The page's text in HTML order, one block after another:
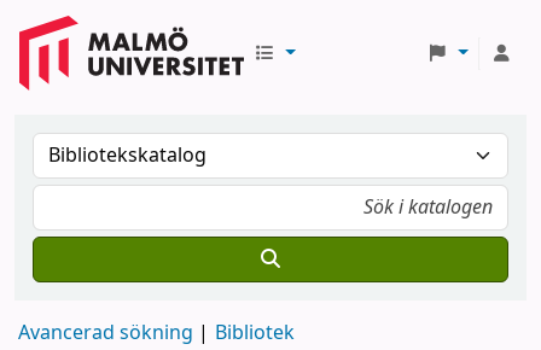
Avancerad sökning Bibliotek